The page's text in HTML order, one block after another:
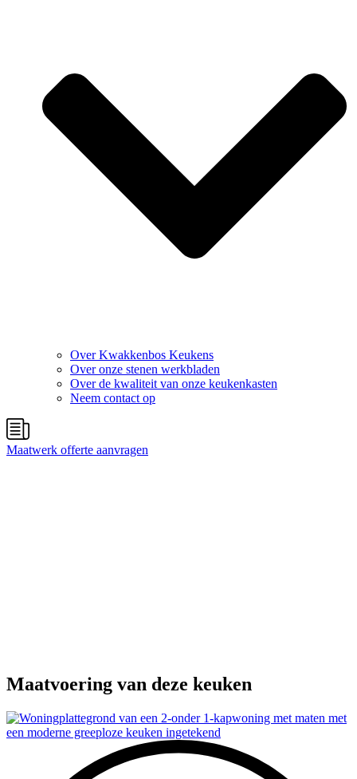
Over Kwakkenbos Keukens
Over onze stenen werkbladen
Over de kwaliteit van onze keukenkasten
Neem contact op
Maatwerk offerte aanvragen
Maatvoering van deze keuken